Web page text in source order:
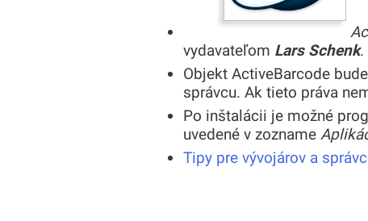
vydavateľom Lars Schenk.
Objekt ActiveBarcode
správcu. Ak tieto práva
Po inštalácii je možné
uvedené v zozname
Tipy pre vývojárov a